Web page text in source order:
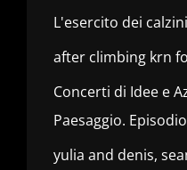
L'esercito dei
after climbing krn
Concerti di Idee e
Paesaggio.
yulia and denis,